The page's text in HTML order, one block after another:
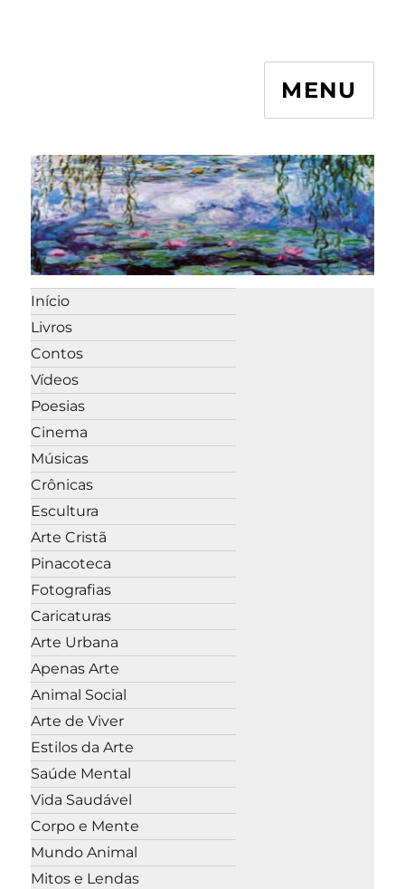
MENU
Início
Livros
Contos
Vídeos
Poesias
Cinema
Músicas
Crônicas
Escultura
Arte Cristã
Pinacoteca
Fotografias
Caricaturas
Arte Urbana
Apenas Arte
Animal Social
Arte de Viver
Estilos da Arte
Saúde Mental
Vida Saudável
Corpo e Mente
Mundo Animal
Mitos e Lendas